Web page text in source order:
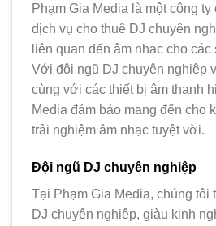
Phạm Gia Media là một công
dịch vụ cho thuê DJ chuyên
liên quan đến âm nhạc cho
Với đội ngũ DJ chuyên nghiệp
cùng với các thiết bị âm thanh
Media đảm bảo mang đến cho
trải nghiệm âm nhạc tuyệt vời.
Đội ngũ DJ chuyên nghiệp
Tại Phạm Gia Media, chúng tôi
DJ chuyên nghiệp, giàu kinh